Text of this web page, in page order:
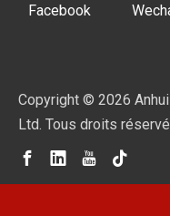
Facebook
Copyright © 2026
Ltd. Tous droits